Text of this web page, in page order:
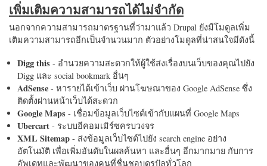
เพิ่มเติมความสามารถได้ไม่จำกัด
นอกจากความสามารถมาตรฐานที่ว่ามาแล้ว Drupal ยังมีโมดูลเพิ่ม
เติมความสามารถอีกเป็นจำนวนมาก ตัวอย่างโมดูลที่น่าสนใจมีดังนี้
Digg this - อำนวยความสะดวกให้ผู้ใช้ส่งเรื่องบนเว็บของคุณไปยัง
Digg และ social bookmark อื่นๆ
AdSense - หารายได้เข้าเว็บ ผ่านโฆษณาของ Google AdSense ซึ่ง
ติดตั้งผ่านหน้าเว็บได้สะดวก
Google Maps - เชื่อมข้อมูลเว็บไซต์เข้ากับแผนที่ Google Maps
Ubercart - ระบบอีคอมเมิร์ซครบวงจร
XML Sitemap - ส่งข้อมูลเว็บไซต์ไปยัง search engine อย่าง
อัตโนมัติ เพื่อเพิ่มอันดับในผลค้นหา และอื่นๆ อีกมากมาย กับการ
อัพเดทและพัฒนาของคนที่ชื่นชอบดรูปัลทั่วโลก